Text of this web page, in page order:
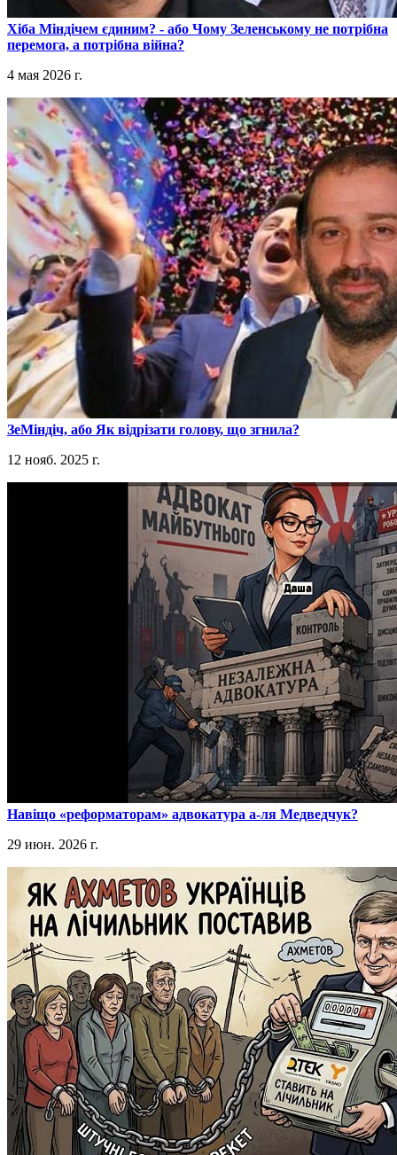
​Хіба Міндічем єдиним? - або Чому Зеленському не потрібна
перемога, а потрібна війна?
4 мая 2026 г.
​ЗеМіндіч, або Як відрізати голову, що згнила?
12 нояб. 2025 г.
​Навіщо «реформаторам» адвокатура а-ля Медведчук?
29 июн. 2026 г.